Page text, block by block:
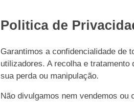
Politica de
Garantimos a confidencialidade de
utilizadores. A recolha e
sua perda ou manipulação.
Não divulgamos nem vendemos